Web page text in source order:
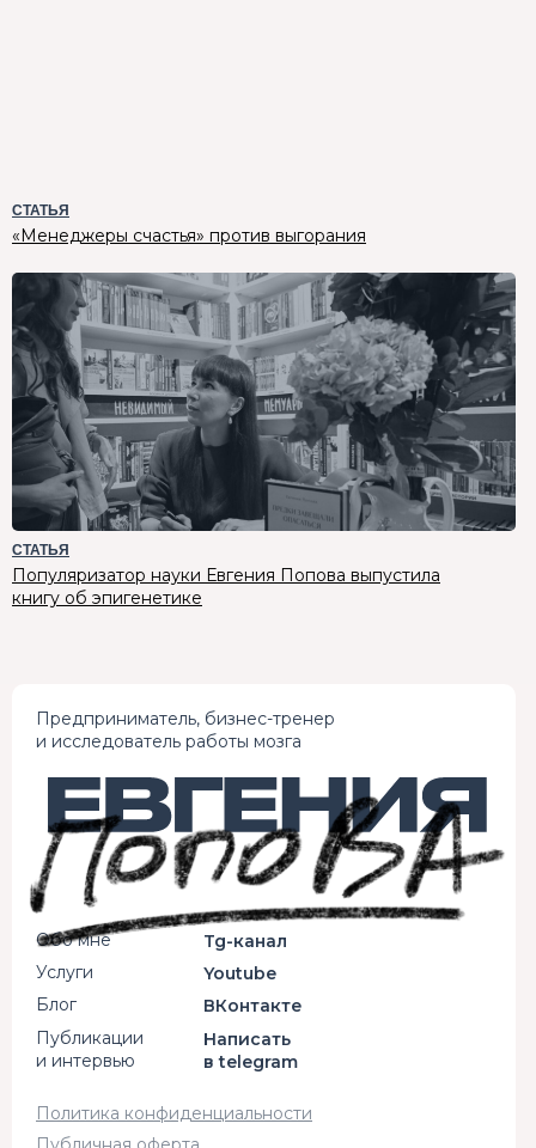
СТАТЬЯ
«Менеджеры счастья» против выгорания
СТАТЬЯ
Популяризатор науки Евгения Попова выпустила
книгу об эпигенетике
Предприниматель, бизнес-тренер
и исследователь работы мозга
Политика конфиденциальности
Обо мне
Услуги
Блог
Tg-канал
Youtube
ВКонтакте
Написать
в telegram
Публикации
и интервью